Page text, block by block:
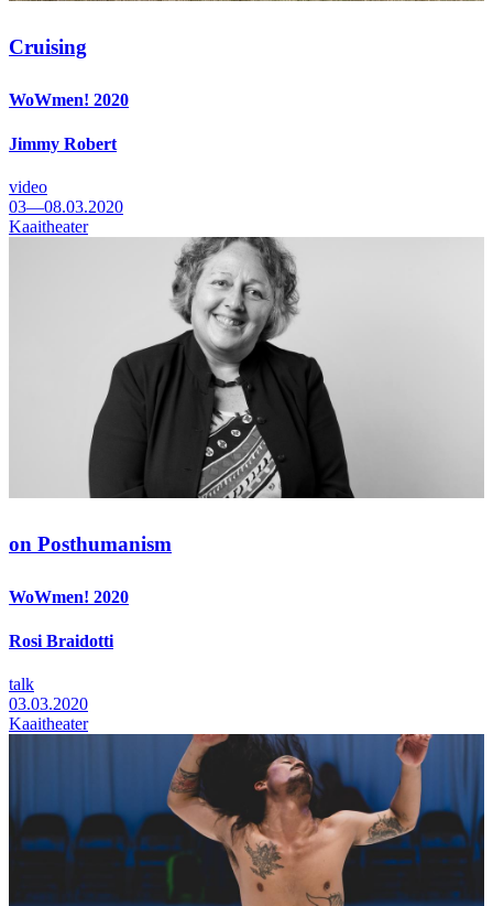
Cruising
WoWmen! 2020
Jimmy Robert
video
03—08.03.2020
Kaaitheater
on Posthumanism
WoWmen! 2020
Rosi Braidotti
talk
03.03.2020
Kaaitheater